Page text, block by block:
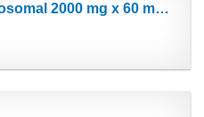
Vitamina C liposomal 2000 mg x 60 ml con vitamina C, máxima biodisponibilidad, potenciador del...